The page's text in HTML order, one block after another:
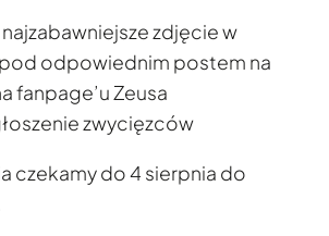
zdjęcie w
odpowiednim postem na
fanpage’u Zeusa
zwycięzców
czekamy do 4 sierpnia do